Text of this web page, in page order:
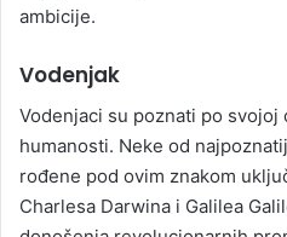
ambicije.
Vodenjak
Vodenjaci su poznati po
humanosti. Neke od
rođene pod ovim znakom
Charlesa Darwina i Galilea